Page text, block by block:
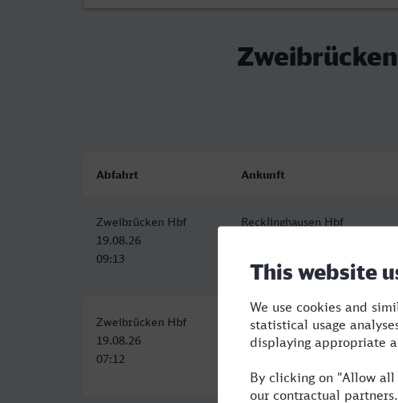
Abfahrt Ankunft
Zweibrücken Hbf
19.08.26
09:13
Recklinghausen Hbf
Zweibrücken Hbf
19.08.26
07:12
Hauptbahnhof,
19.08.26